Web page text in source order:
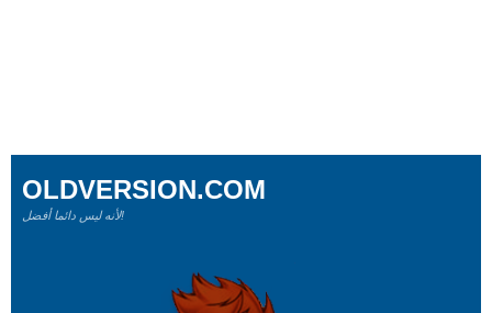
OLDVERSION.COM
لأنه ليس دائما أفضل!